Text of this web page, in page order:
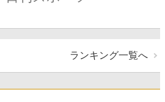
ランキング一覧へ